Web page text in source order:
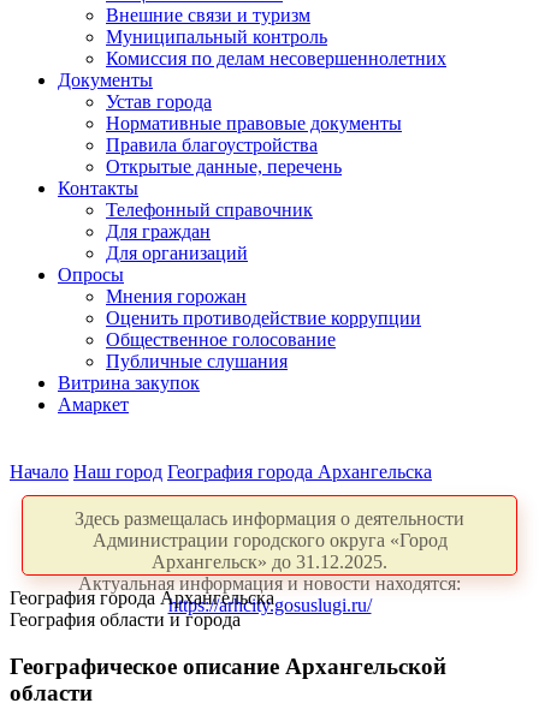
Внешние связи и туризм
Муниципальный контроль
Комиссия по делам несовершеннолетних
Документы
Устав города
Нормативные правовые документы
Правила благоустройства
Открытые данные, перечень
Контакты
Телефонный справочник
Для граждан
Для организаций
Опросы
Мнения горожан
Оценить противодействие коррупции
Общественное голосование
Публичные слушания
Витрина закупок
Амаркет
Начало Наш город География города Архангельска
Здесь размещалась информация о деятельности
Администрации городского округа «Город
Архангельск» до 31.12.2025.
Актуальная информация и новости находятся:
https://arhcity.gosuslugi.ru/
География города Архангельска
География области и города
Географическое описание Архангельской
области